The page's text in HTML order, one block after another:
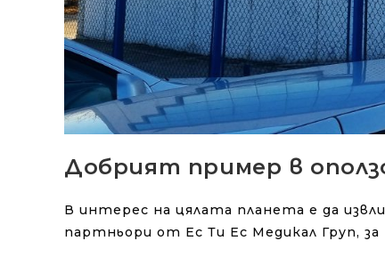
Добрият пример в
В интерес на цялата планета е да
партньори от Ес Ти Ес Медикал Груп,